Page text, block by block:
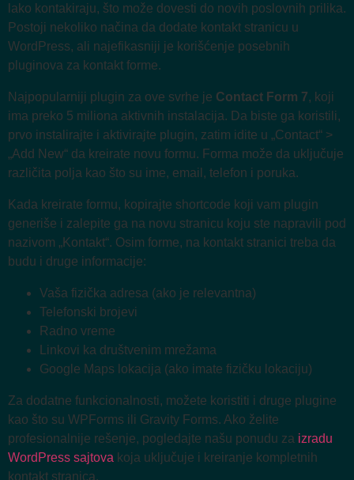
lako kontakiraju, što može dovesti do novih poslovnih prilika.
Postoji nekoliko načina da dodate kontakt stranicu u
WordPress, ali najefikasniji je korišćenje posebnih
pluginova za kontakt forme.
Najpopularniji plugin za ove svrhe je Contact Form 7, koji
ima preko 5 miliona aktivnih instalacija. Da biste ga koristili,
prvo instalirajte i aktivirajte plugin, zatim idite u „Contact“ >
„Add New“ da kreirate novu formu. Forma može da uključuje
različita polja kao što su ime, email, telefon i poruka.
Kada kreirate formu, kopirajte shortcode koji vam plugin
generiše i zalepite ga na novu stranicu koju ste napravili pod
nazivom „Kontakt“. Osim forme, na kontakt stranici treba da
budu i druge informacije:
Vaša fizička adresa (ako je relevantna)
Telefonski brojevi
Radno vreme
Linkovi ka društvenim mrežama
Google Maps lokacija (ako imate fizičku lokaciju)
Za dodatne funkcionalnosti, možete koristiti i druge plugine
kao što su WPForms ili Gravity Forms. Ako želite
profesionalnije rešenje, pogledajte našu ponudu za izradu
WordPress sajtova koja uključuje i kreiranje kompletnih
kontakt stranica.